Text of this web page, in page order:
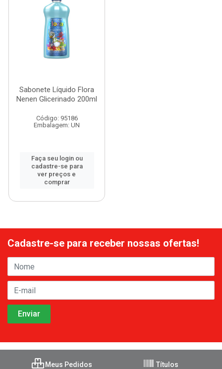
Sabonete Líquido Flora
Nenen Glicerinado 200ml
Código: 95186
Embalagem: UN
Faça seu login ou
cadastre-se para
ver preços e
comprar
Cadastre-se para receber nossas ofertas!
Meus Pedidos Títulos